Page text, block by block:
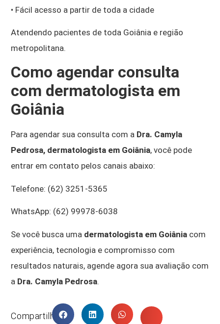
• Fácil acesso a partir de toda a cidade
Atendendo pacientes de toda Goiânia e região
metropolitana.
Como agendar consulta
com dermatologista em
Goiânia
Para agendar sua consulta com a Dra. Camyla
Pedrosa, dermatologista em Goiânia, você pode
entrar em contato pelos canais abaixo:
Telefone: (62) 3251-5365
WhatsApp: (62) 99978-6038
Se você busca uma dermatologista em Goiânia com
experiência, tecnologia e compromisso com
resultados naturais, agende agora sua avaliação com
a Dra. Camyla Pedrosa.
Compartilhar